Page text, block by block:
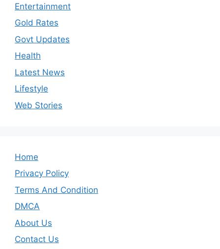
Entertainment
Gold Rates
Govt Updates
Health
Latest News
Lifestyle
Web Stories
Home
Privacy Policy
Terms And Condition
DMCA
About Us
Contact Us